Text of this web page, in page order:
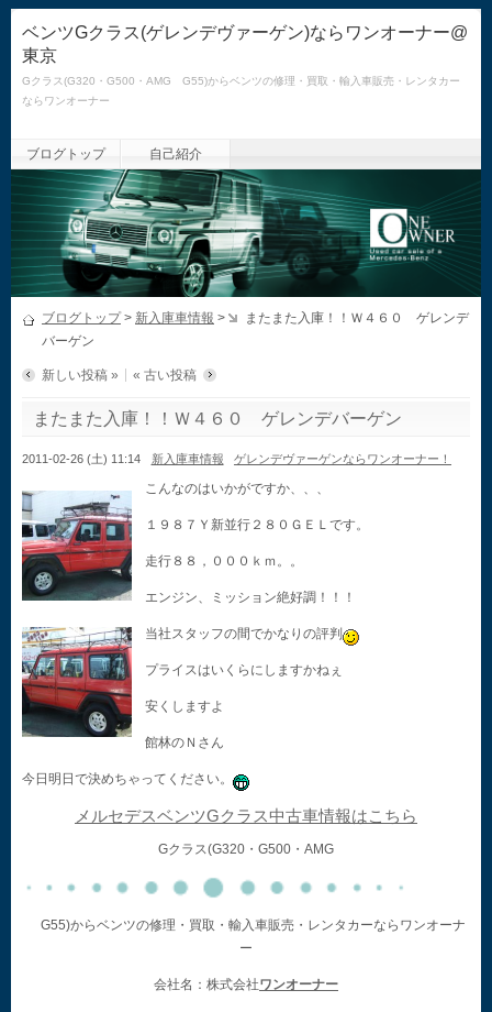
ベンツGクラス(ゲレンデヴァーゲン)ならワンオーナー@
東京
Gクラス(G320・G500・AMG G55)からベンツの修理・買取・輸入車販売・レンタカー
ならワンオーナー
ブログトップ 自己紹介
ブログトップ> 新入庫車情報 >
またまた入庫！！Ｗ４６０ ゲレンデ
バーゲン
新しい投稿 » « 古い投稿
またまた入庫！！Ｗ４６０ ゲレンデバーゲン
2011-02-26 (土) 11:14 新入庫車情報 ゲレンデヴァーゲンならワンオーナー！
こんなのはいかがですか、、、
１９８７Ｙ新並行２８０ＧＥＬです。
走行８８，０００ｋｍ。。
エンジン、ミッション絶好調！！！
当社スタッフの間でかなりの評判
プライスはいくらにしますかねぇ
安くしますよ
館林のＮさん
今日明日で決めちゃってください。
メルセデスベンツGクラス中古車情報はこちら
Gクラス(G320・G500・AMG
G55)からベンツの修理・買取・輸入車販売・レンタカーならワンオーナ
ー
会社名：株式会社ワンオーナー